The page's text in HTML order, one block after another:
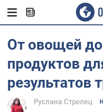
От овощей
продуктов
результатов
Руслана Стрелец